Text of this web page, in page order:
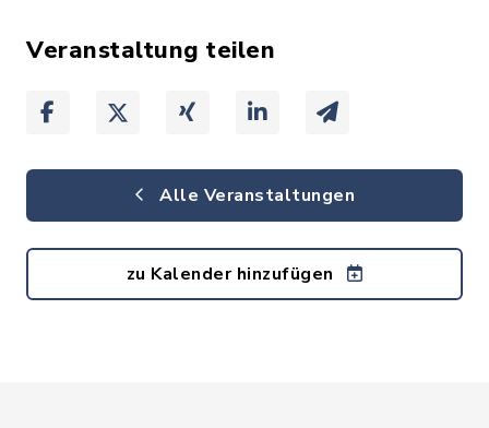
Veranstaltung teilen
Alle Veranstaltungen
zu Kalender hinzufügen